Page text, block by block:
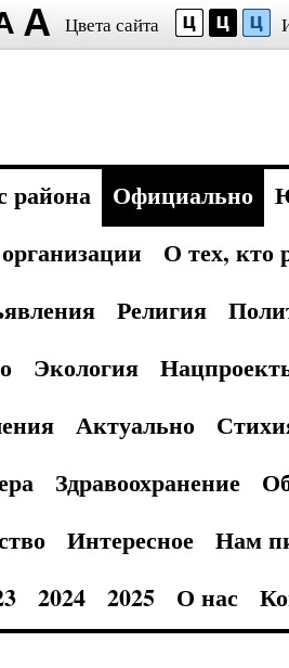
Цвета сайта
района Официально
О тех, кто
Религия
Экология
Актуально
Здравоохранение
Интересное
Нам
2024 2025 О нас